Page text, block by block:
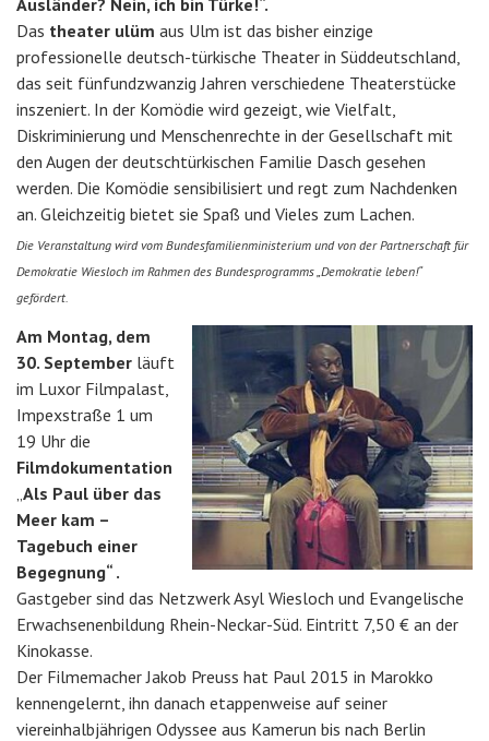
Das theater ulüm aus Ulm ist das bisher einzige
professionelle deutsch-türkische Theater in Süddeutschland,
das seit fünfundzwanzig Jahren verschiedene Theaterstücke
inszeniert. In der Komödie wird gezeigt, wie Vielfalt,
Diskriminierung und Menschenrechte in der Gesellschaft mit
den Augen der deutschtürkischen Familie Dasch gesehen
werden. Die Komödie sensibilisiert und regt zum Nachdenken
an. Gleichzeitig bietet sie Spaß und Vieles zum Lachen.
Die Veranstaltung wird vom Bundesfamilienministerium und von der Partnerschaft für
Demokratie Wiesloch im Rahmen des Bundesprogramms „Demokratie leben!“
gefördert.
Am Montag, dem
30. September läuft
im Luxor Filmpalast,
Impexstraße 1 um
19 Uhr die
Filmdokumentation
Als Paul über das
Meer kam –
Tagebuch einer
Begegnung“ .
Gastgeber sind das Netzwerk Asyl Wiesloch und Evangelische
Erwachsenenbildung Rhein-Neckar-Süd. Eintritt 7,50 € an der
Kinokasse.
Der Filme­macher Jakob Preuss hat Paul 2015 in Marokko
kennengelernt, ihn danach etappenweise auf seiner
viereinhalbjährigen ­Odyssee aus Kamerun bis nach Berlin